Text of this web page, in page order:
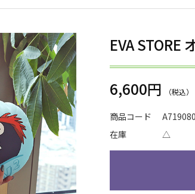
EVA STORE
6,600円
商品コード
在庫
△